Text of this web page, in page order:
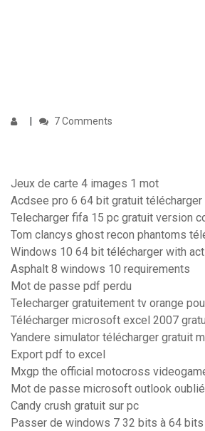
7 Comments
Jeux de carte 4 images 1 mot
Acdsee pro 6 64 bit gratuit télécharger
Telecharger fifa 15 pc gratuit version
Tom clancys ghost recon phantoms
Windows 10 64 bit télécharger with
Asphalt 8 windows 10 requirements
Mot de passe pdf perdu
Telecharger gratuitement tv orange
Télécharger microsoft excel 2007
Yandere simulator télécharger gratuit
Export pdf to excel
Mxgp the official motocross
Mot de passe microsoft outlook oublié
Candy crush gratuit sur pc
Passer de windows 7 32 bits à 64